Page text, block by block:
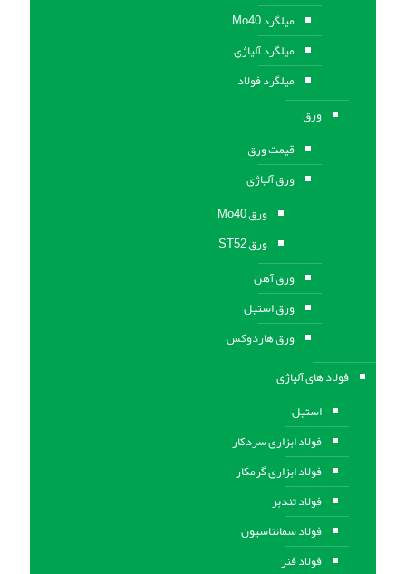
میلگرد Mo40
میلگرد آلیاژی
میلگرد فولاد
ورق
قیمت ورق
ورق آلیاژی
ورق Mo40
ورق ST52
ورق آهن
ورق استيل
ورق هاردوکس
فولاد های آلیاژی
استیل
فولاد ابزاری سردکار
فولاد ابزاری گرمکار
فولاد تندبر
فولاد سمانتاسیون
فولاد فنر